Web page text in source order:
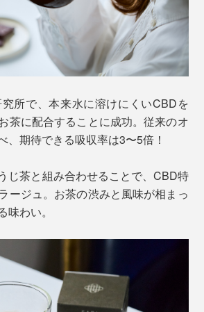
所で、本来水に溶けにくいCBDを
茶に配合することに成功。従来のオ
、期待できる吸収率は3〜5倍！
じ茶と組み合わせることで、CBD特
ージュ。お茶の渋みと風味が相まっ
わい。